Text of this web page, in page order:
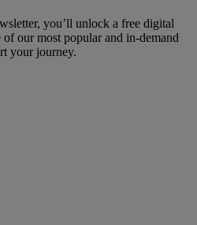
you’ll unlock a free digital
our most popular and in-demand
your journey.